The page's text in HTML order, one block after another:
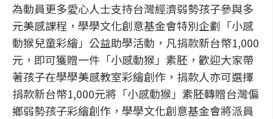
為動員更多愛心人士支持台灣經濟弱勢孩子參與多
元美感課程，學學文化創意基金會特別企劃「小感
動猴兒童彩繪」公益助學活動，凡捐款新台幣1,000
元，即可獲贈一件「小感動猴」素胚，歡迎大家帶
著孩子在學學美感教室彩繪創作，捐款人亦可選擇
捐款新台幣1,000元將「小感動猴」素胚轉贈台灣偏
鄉弱勢孩子彩繪創作，學學文化創意基金會將派員